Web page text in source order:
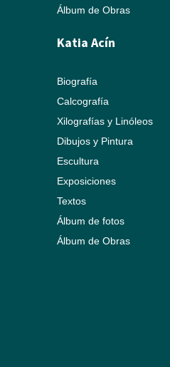
Álbum de Obras
Katia Acín
Biografía
Calcografía
Xilografías y Linóleos
Dibujos y Pintura
Escultura
Exposiciones
Textos
Álbum de fotos
Álbum de Obras